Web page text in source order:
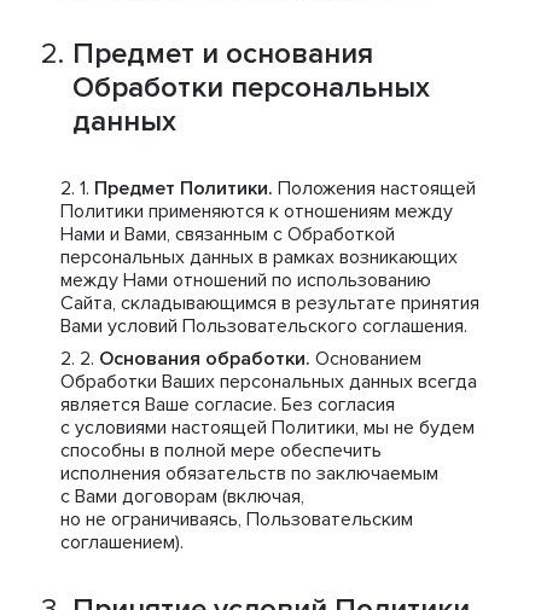
Предмет и основания
Обработки персональных
данных
Предмет Политики. Положения настоящей
Политики применяются к отношениям между
Нами и Вами, связанным с Обработкой
персональных данных в рамках возникающих
между Нами отношений по использованию
Сайта, складывающимся в результате принятия
Вами условий Пользовательского соглашения.
Основания обработки. Основанием
Обработки Ваших персональных данных всегда
является Ваше согласие. Без согласия
с условиями настоящей Политики, мы не будем
способны в полной мере обеспечить
исполнения обязательств по заключаемым
с Вами договорам (включая,
но не ограничиваясь, Пользовательским
соглашением).